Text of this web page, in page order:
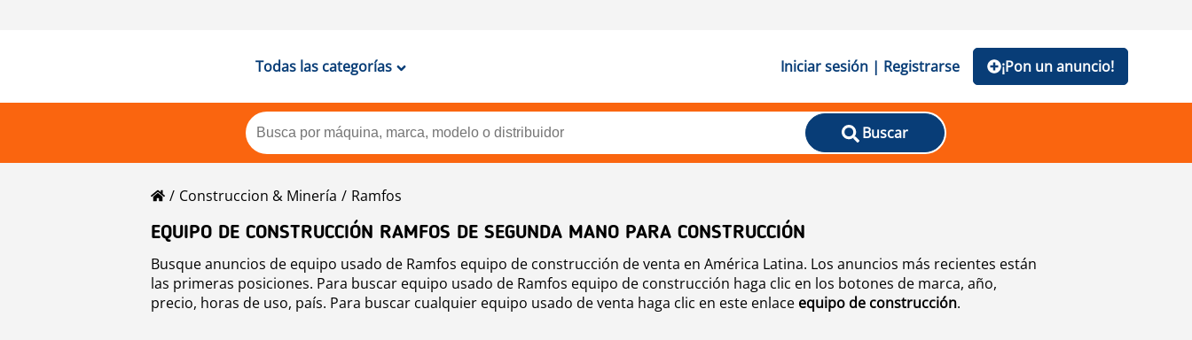
Todas las categorías Iniciar sesión | Registrarse ¡Pon un anuncio!
Buscar
Construccion & Minería
Ramfos
EQUIPO DE CONSTRUCCIÓN RAMFOS DE SEGUNDA MANO PARA CONSTRUCCIÓN
Busque anuncios de equipo usado de Ramfos equipo de construcción de venta en América Latina. Los anuncios más recientes están
las primeras posiciones. Para buscar equipo usado de Ramfos equipo de construcción haga clic en los botones de marca, año,
precio, horas de uso, país. Para buscar cualquier equipo usado de venta haga clic en este enlace equipo de construcción.